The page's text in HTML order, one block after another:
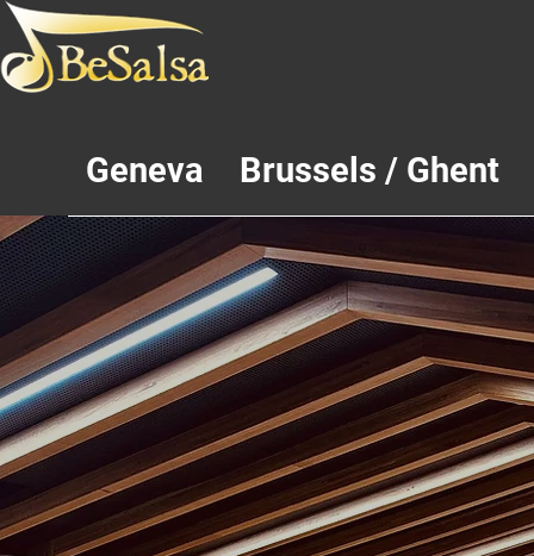
Geneva Brussels / Ghent